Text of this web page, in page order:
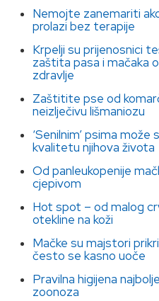
Nemojte zanemariti
prolazi bez terapije
Krpelji su prijenosnici
zaštita pasa i mačaka
zdravlje
Zaštitite pse od
neizlječivu lišmaniozu
‘Senilnim’ psima
kvalitetu njihova života
Od panleukopenije
cjepivom
Hot spot – od malog
otekline na koži
Mačke su majstori
često se kasno uoče
Pravilna higijena
zoonoza